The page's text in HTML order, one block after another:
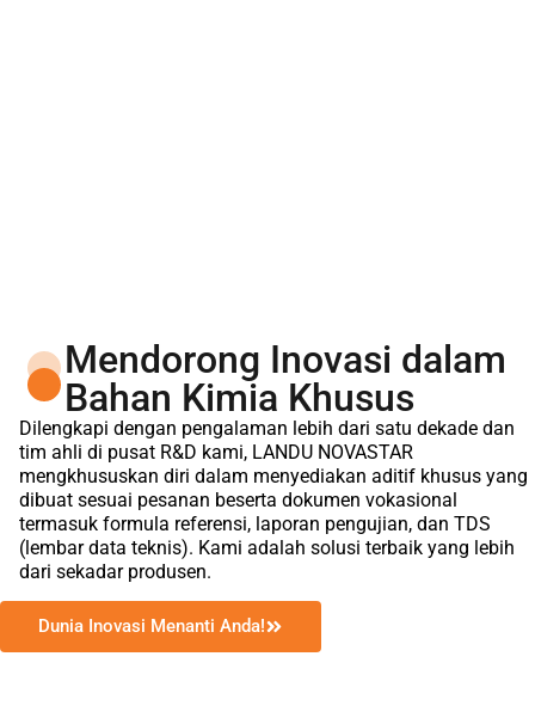
Mendorong Inovasi dalam
Bahan Kimia Khusus
Dilengkapi dengan pengalaman lebih dari satu dekade dan
tim ahli di pusat R&D kami, LANDU NOVASTAR
mengkhususkan diri dalam menyediakan aditif khusus yang
dibuat sesuai pesanan beserta dokumen vokasional
termasuk formula referensi, laporan pengujian, dan TDS
(lembar data teknis). Kami adalah solusi terbaik yang lebih
dari sekadar produsen.
Dunia Inovasi Menanti Anda!